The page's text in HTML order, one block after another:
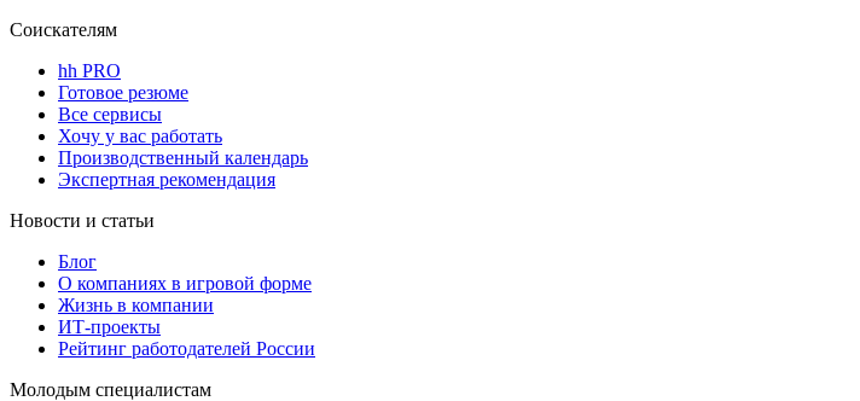
Соискателям
hh PRO
Готовое резюме
Все сервисы
Хочу у вас работать
Производственный календарь
Экспертная рекомендация
Новости и статьи
Блог
О компаниях в игровой форме
Жизнь в компании
ИТ-проекты
Рейтинг работодателей России
Молодым специалистам